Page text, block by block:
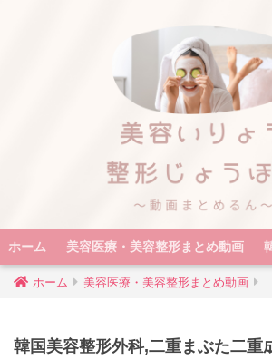
ホーム 美容医療・美容整形まとめ動画
ホーム 美容医療・美容整形まとめ動画
韓国美容整形外科,二重まぶた二重